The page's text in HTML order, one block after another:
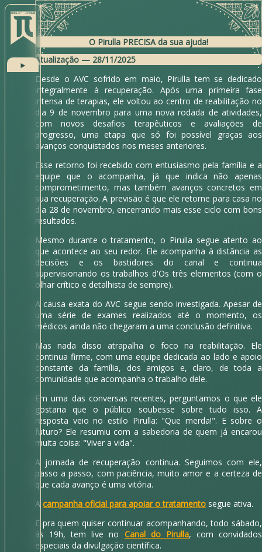
►
O Pirulla PRECISA da sua ajuda!
Atualização — 28/11/2025
Desde o AVC sofrido em maio, Pirulla tem se dedicado
integralmente à recuperação. Após uma primeira fase
intensa de terapias, ele voltou ao centro de reabilitação no
dia 9 de novembro para uma nova rodada de atividades,
com novos desafios terapêuticos e avaliações de
progresso, uma etapa que só foi possível graças aos
avanços conquistados nos meses anteriores.
Esse retorno foi recebido com entusiasmo pela família e a
equipe que o acompanha, já que indica não apenas
comprometimento, mas também avanços concretos em
sua recuperação. A previsão é que ele retorne para casa no
dia 28 de novembro, encerrando mais esse ciclo com bons
resultados.
Mesmo durante o tratamento, o Pirulla segue atento ao
que acontece ao seu redor. Ele acompanha à distância as
decisões e os bastidores do canal e continua
supervisionando os trabalhos d'Os três elementos (com o
olhar crítico e detalhista de sempre).
A causa exata do AVC segue sendo investigada. Apesar de
uma série de exames realizados até o momento, os
médicos ainda não chegaram a uma conclusão definitiva.
Mas nada disso atrapalha o foco na reabilitação. Ele
continua firme, com uma equipe dedicada ao lado e apoio
constante da família, dos amigos e, claro, de toda a
comunidade que acompanha o trabalho dele.
Em uma das conversas recentes, perguntamos o que ele
gostaria que o público soubesse sobre tudo isso. A
resposta veio no estilo Pirulla: "Que merda!". E sobre o
futuro? Ele resumiu com a sabedoria de quem já encarou
muita coisa: "Viver a vida".
A jornada de recuperação continua. Seguimos com ele,
passo a passo, com paciência, muito amor e a certeza de
que cada avanço é uma vitória.
A campanha oficial para apoiar o tratamento segue ativa.
E pra quem quiser continuar acompanhando, todo sábado,
às 19h, tem live no Canal do Pirulla, com convidados
especiais da divulgação científica.